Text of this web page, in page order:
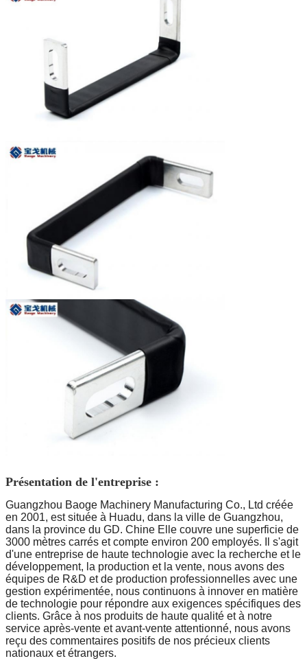
Présentation de l'entreprise :
Guangzhou Baoge Machinery Manufacturing Co., Ltd créée
en 2001, est située à Huadu, dans la ville de Guangzhou,
dans la province du GD. Chine Elle couvre une superficie de
3000 mètres carrés et compte environ 200 employés. Il s'agit
d'une entreprise de haute technologie avec la recherche et le
développement, la production et la vente, nous avons des
équipes de R&D et de production professionnelles avec une
gestion expérimentée, nous continuons à innover en matière
de technologie pour répondre aux exigences spécifiques des
clients. Grâce à nos produits de haute qualité et à notre
service après-vente et avant-vente attentionné, nous avons
reçu des commentaires positifs de nos précieux clients
nationaux et étrangers.